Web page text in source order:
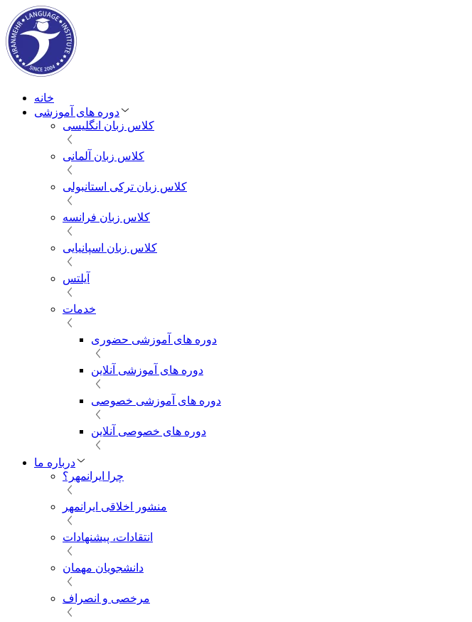
خانه
دوره های آموزشی
کلاس زبان انگلیسی
کلاس زبان آلمانی
کلاس زبان ترکی استانبولی
کلاس زبان فرانسه
کلاس زبان اسپانیایی
آیلتس
خدمات
دوره های آموزشی حضوری
دوره های آموزشی آنلاین
دوره های آموزشی خصوصی
دوره های خصوصی آنلاین
درباره ما
چرا ایرانمهر؟
منشور اخلاقی ایرانمهر
انتقادات، پیشنهادات
دانشجویان مهمان
مرخصی و انصراف